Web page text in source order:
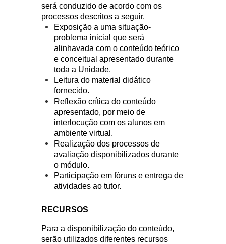
será conduzido de acordo com os
processos descritos a seguir.
Exposição a uma situação-
problema inicial que será
alinhavada com o conteúdo teórico
e conceitual apresentado durante
toda a Unidade.
Leitura do material didático
fornecido.
Reflexão crítica do conteúdo
apresentado, por meio de
interlocução com os alunos em
ambiente virtual.
Realização dos processos de
avaliação disponibilizados durante
o módulo.
Participação em fóruns e entrega de
atividades ao tutor.
RECURSOS
Para a disponibilização do conteúdo,
serão utilizados diferentes recursos